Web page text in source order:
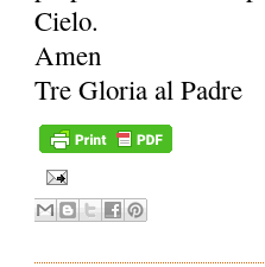
Cielo.
Amen
Tre Gloria al Padre